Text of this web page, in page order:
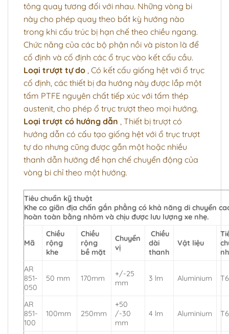
tông quay tương đối với nhau. Những vòng bi
này cho phép quay theo bất kỳ hướng nào
trong khi cấu trúc bị hạn chế theo chiều ngang.
Chức năng của các bộ phận nồi và piston là để
cố định và cố định các ổ trục vào kết cấu cầu.
Loại trượt tự do , Có kết cấu giống hệt với ổ trục
cố định, các thiết bị đa hướng này được lắp một
tấm PTFE nguyên chất tiếp xúc với tấm thép
austenit, cho phép ổ trục trượt theo mọi hướng.
Loại trượt có hướng dẫn , Thiết bị trượt có
hướng dẫn có cấu tạo giống hệt với ổ trục trượt
tự do nhưng cũng được gắn một hoặc nhiều
thanh dẫn hướng để hạn chế chuyển động của
vòng bi chỉ theo một hướng.
Tiêu chuẩn kỹ thuật
Khe co giãn địa chấn gắn phẳng có khả năng di chuyển
hoàn toàn bằng nhôm và chịu được lưu lượng xe nhẹ.
Mã
Chiều
rộng
khe
Chiều
rộng
bề mặt
Chuyển
vị
Chiều
dài
thanh
Vật liệu
AR
851-
050
50 mm 170mm
+/-25
mm
3 lm Aluminium T6
AR
851-
100
100mm 250mm
+50
/-30
mm
4 lm Aluminium T6